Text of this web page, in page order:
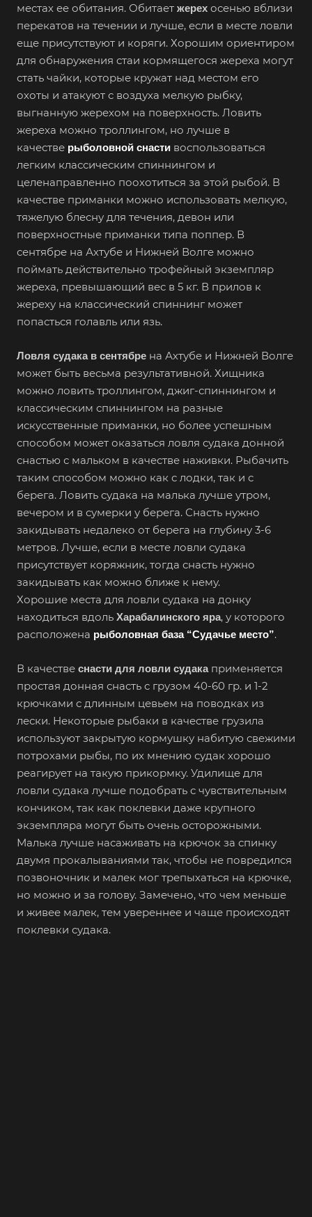
местах ее обитания. Обитает жерех осенью вблизи
перекатов на течении и лучше, если в месте ловли
еще присутствуют и коряги. Хорошим ориентиром
для обнаружения стаи кормящегося жереха могут
стать чайки, которые кружат над местом его
охоты и атакуют с воздуха мелкую рыбку,
выгнанную жерехом на поверхность. Ловить
жереха можно троллингом, но лучше в
качестве рыболовной снасти воспользоваться
легким классическим спиннингом и
целенаправленно поохотиться за этой рыбой. В
качестве приманки можно использовать мелкую,
тяжелую блесну для течения, девон или
поверхностные приманки типа поппер. В
сентябре на Ахтубе и Нижней Волге можно
поймать действительно трофейный экземпляр
жереха, превышающий вес в 5 кг. В прилов к
жереху на классический спиннинг может
попасться голавль или язь.
Ловля судака в сентябре на Ахтубе и Нижней Волге
может быть весьма результативной. Хищника
можно ловить троллингом, джиг-спиннингом и
классическим спиннингом на разные
искусственные приманки, но более успешным
способом может оказаться ловля судака донной
снастью с мальком в качестве наживки. Рыбачить
таким способом можно как с лодки, так и с
берега. Ловить судака на малька лучше утром,
вечером и в сумерки у берега. Снасть нужно
закидывать недалеко от берега на глубину 3-6
метров. Лучше, если в месте ловли судака
присутствует коряжник, тогда снасть нужно
закидывать как можно ближе к нему.
Хорошие места для ловли судака на донку
находиться вдоль Харабалинского яра, у которого
расположена рыболовная база “Судачье место”.
В качестве снасти для ловли судакаприменяется
простая донная снасть с грузом 40-60 гр. и 1-2
крючками с длинным цевьем на поводках из
лески. Некоторые рыбаки в качестве грузила
используют закрытую кормушку набитую свежими
потрохами рыбы, по их мнению судак хорошо
реагирует на такую прикормку. Удилище для
ловли судака лучше подобрать с чувствительным
кончиком, так как поклевки даже крупного
экземпляра могут быть очень осторожными.
Малька лучше насаживать на крючок за спинку
двумя прокалываниями так, чтобы не повредился
позвоночник и малек мог трепыхаться на крючке,
но можно и за голову. Замечено, что чем меньше
и живее малек, тем увереннее и чаще происходят
поклевки судака.